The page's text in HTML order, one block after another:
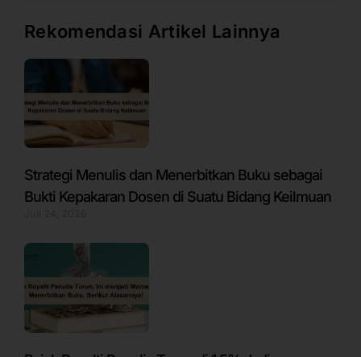
Rekomendasi Artikel Lainnya
Strategi Menulis dan Menerbitkan Buku sebagai
Bukti Kepakaran Dosen di Suatu Bidang Keilmuan